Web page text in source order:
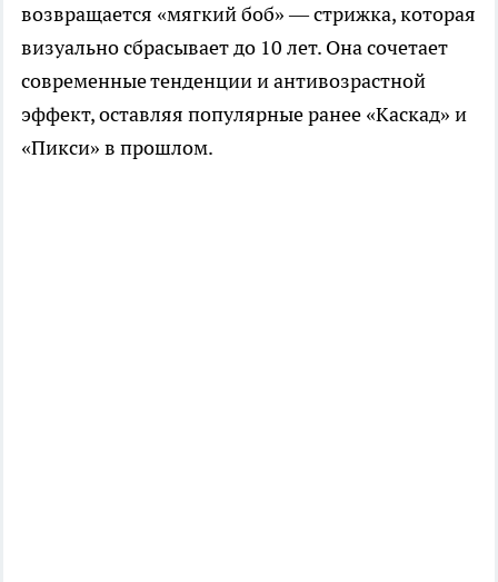
возвращается «мягкий боб» — стрижка, которая
визуально сбрасывает до 10 лет. Она сочетает
современные тенденции и антивозрастной
эффект, оставляя популярные ранее «Каскад» и
«Пикси» в прошлом.